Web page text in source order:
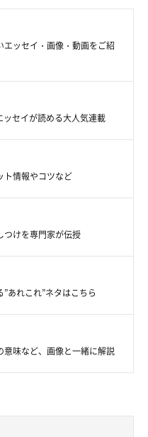
ッセイ・画像・動画をご紹
セイが読める大人気連載
ト情報やコツなど
つけを専門家が伝授
あれこれ”ネタはこちら
味など、画像と一緒に解説